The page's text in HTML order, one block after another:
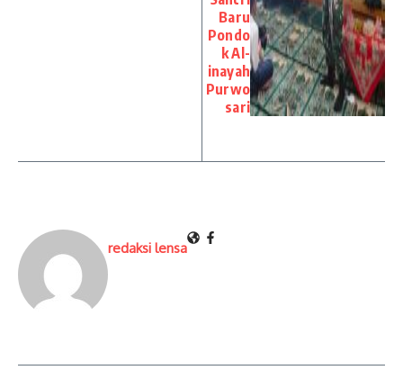
Baru
Pondo
k Al-
inayah
Purwo
sari
redaksi lensa